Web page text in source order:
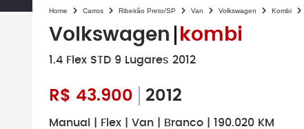
Home Carros Ribeirão Preto/SP Van Volkswagen Kombi
Volkswagen kombi
1.4 Flex STD 9 Lugares 2012
R$ 43.900 2012
Manual | Flex | Van | Branco | 190.020 KM